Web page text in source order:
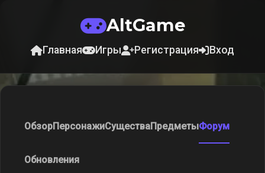
AltGame
Главная Игры Регистрация Вход
ОбзорПерсонажиСуществаПредметыФорум
Обновления